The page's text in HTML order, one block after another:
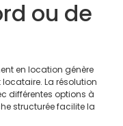
ou de
en location génère
La résolution
différentes options à
structurée facilite la